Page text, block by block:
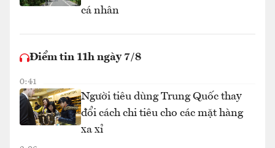
cá nhân
Điểm tin 11h ngày 7/8
0:41
Người tiêu dùng Trung Quốc thay
đổi cách chi tiêu cho các mặt hàng
xa xỉ